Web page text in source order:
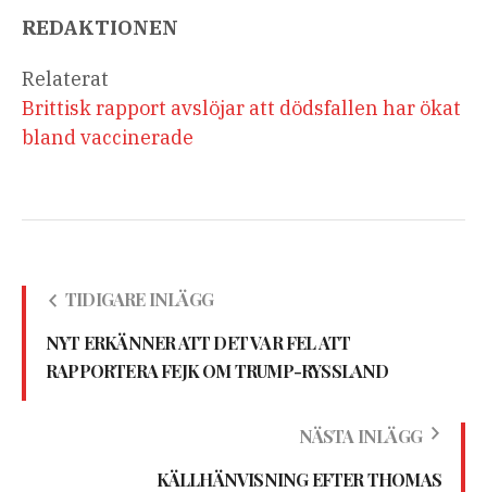
REDAKTIONEN
Relaterat
Brittisk rapport avslöjar att dödsfallen har ökat
bland vaccinerade
TIDIGARE INLÄGG
NYT ERKÄNNER ATT DET VAR FEL ATT
RAPPORTERA FEJK OM TRUMP-RYSSLAND
NÄSTA INLÄGG
KÄLLHÄNVISNING EFTER THOMAS